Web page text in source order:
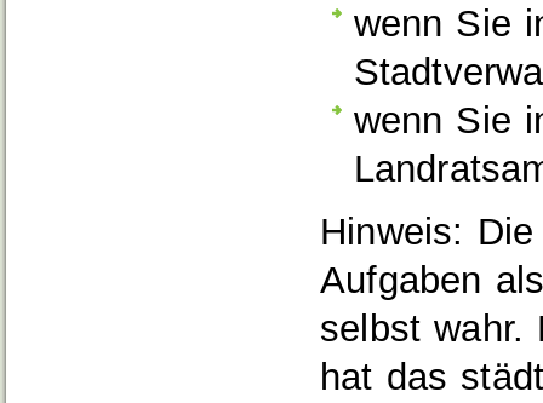
wenn Sie
wenn Sie
Hinweis:
Aufgaben
selbst wahr.
hat das